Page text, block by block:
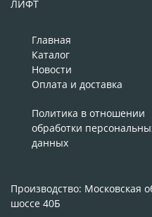
Главная
Каталог
Новости
Оплата и доставка
Политика в отношении
обработки
данных
Производство: Московская
шоссе 40Б